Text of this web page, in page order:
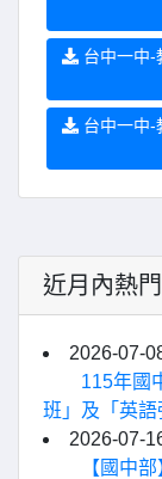
台中一中-
台中一中-
近月內熱
2026-07-
115年國
班」及「英語
2026-07-
【國中